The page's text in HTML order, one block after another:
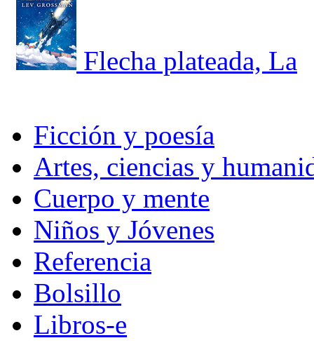
Flecha plateada, La
Ficción y poesía
Artes, ciencias y
Cuerpo y mente
Niños y Jóvenes
Referencia
Bolsillo
Libros-e